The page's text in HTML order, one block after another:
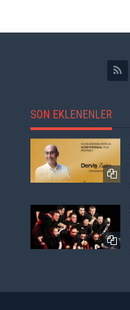
SON EKLENENLER